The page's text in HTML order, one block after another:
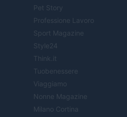
Pet Story
Professione Lavoro
Sport Magazine
Style24
Think.it
Tuobenessere
Viaggiamo
Nonne Magazine
Milano Cortina